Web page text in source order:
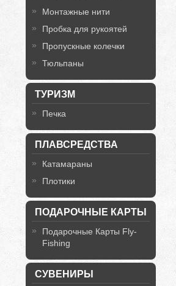
Монтажные нити
Пробка для рукоятей
Пропускные колечки
Тюльпаны
ТУРИЗМ
Печка
ПЛАВСРЕДСТВА
Катамараны
Плотики
ПОДАРОЧНЫЕ КАРТЫ
Подарочные Карты Fly-
Fishing
СУВЕНИРЫ